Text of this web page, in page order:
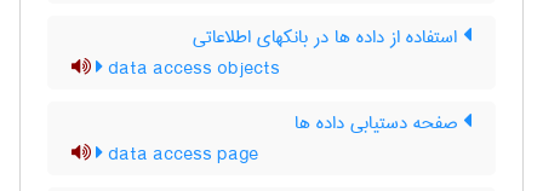
استفاده از داده ها در بانکهای اطلاعاتی
data access objects
صفحه دستیابی داده ها
data access page